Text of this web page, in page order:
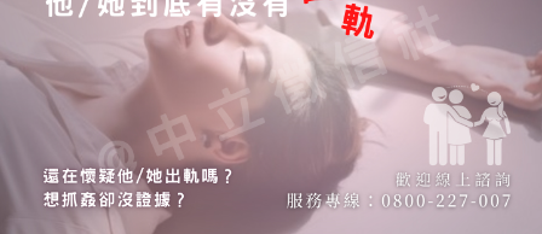
0800-227-007